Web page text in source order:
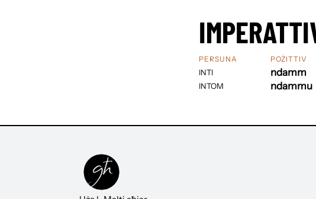
PERSUNA
INTI
INTOM
POŻITTIV
ndamm
ndammu